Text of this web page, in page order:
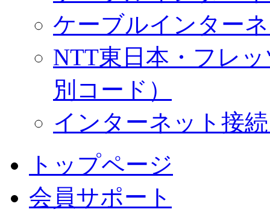
ケーブルインター
NTT東日本・フレ
別コード）
インターネット接
トップページ
会員サポート